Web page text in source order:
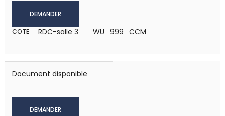
DEMANDER
COTE RDC-salle 3 WU 999 CCM
Document disponible
DEMANDER